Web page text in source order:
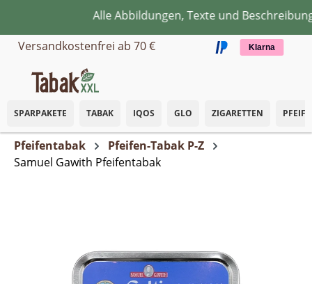
Zum Hauptinhalt springenAlle Abbildungen, Texte und
Versandkostenfrei ab 70 €
Klarna
SPARPAKETE TABAK IQOS GLO ZIGARETTEN
Pfeifentabak
Pfeifen-Tabak P-Z
Samuel Gawith Pfeifentabak